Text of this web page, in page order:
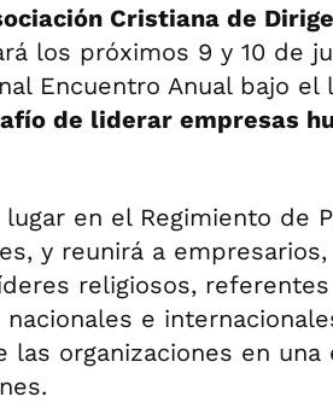
Cristiana de
los próximos 9 y 10 de
Encuentro Anual bajo el
de liderar empresas
en el Regimiento de
y reunirá a
religiosos,
nacionales e
las organizaciones en